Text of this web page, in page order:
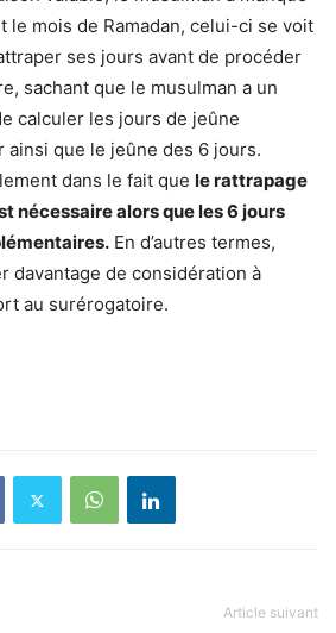
le mois de Ramadan, celui-ci se voit
ses jours avant de procéder
sachant que le musulman a un
calculer les jours de jeûne
ainsi que le jeûne des 6 jours.
dans le fait que le rattrapage
nécessaire alors que les 6 jours
En d’autres termes,
davantage de considération à
au surérogatoire.
Article suivant